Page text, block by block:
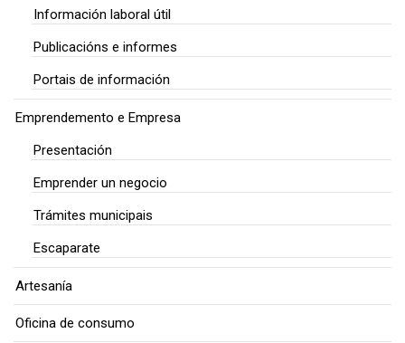
Información laboral útil
Publicacións e informes
Portais de información
Emprendemento e Empresa
Presentación
Emprender un negocio
Trámites municipais
Escaparate
Artesanía
Oficina de consumo